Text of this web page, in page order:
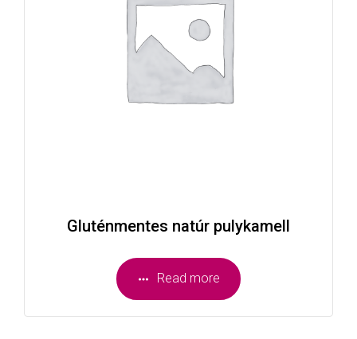
Gluténmentes natúr pulykamell
Read more